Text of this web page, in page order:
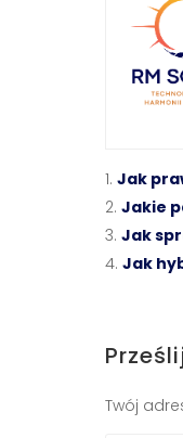
Jak
Jakie
Jak
Jak
Twój